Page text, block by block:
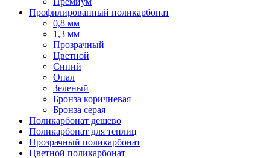
Профилированный поликарбонат
0,8 мм
1,3 мм
Прозрачный
Цветной
Синий
Опал
Зеленый
Бронза коричневая
Бронза серая
Поликарбонат дешево
Поликарбонат для теплиц
Прозрачный поликарбонат
Цветной поликарбонат